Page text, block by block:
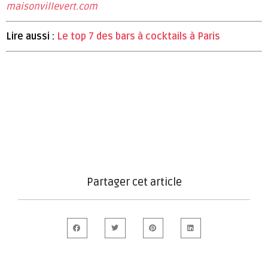
maisonvillevert.com
Lire aussi : Le top 7 des bars à cocktails à Paris
Partager cet article